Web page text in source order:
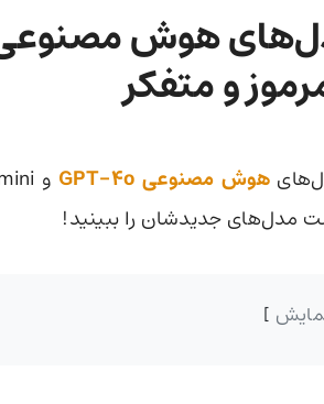
هوش مصنوعی GPT-4o
مدل‌های جدیدشان را ببینید!